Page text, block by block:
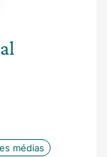
médias